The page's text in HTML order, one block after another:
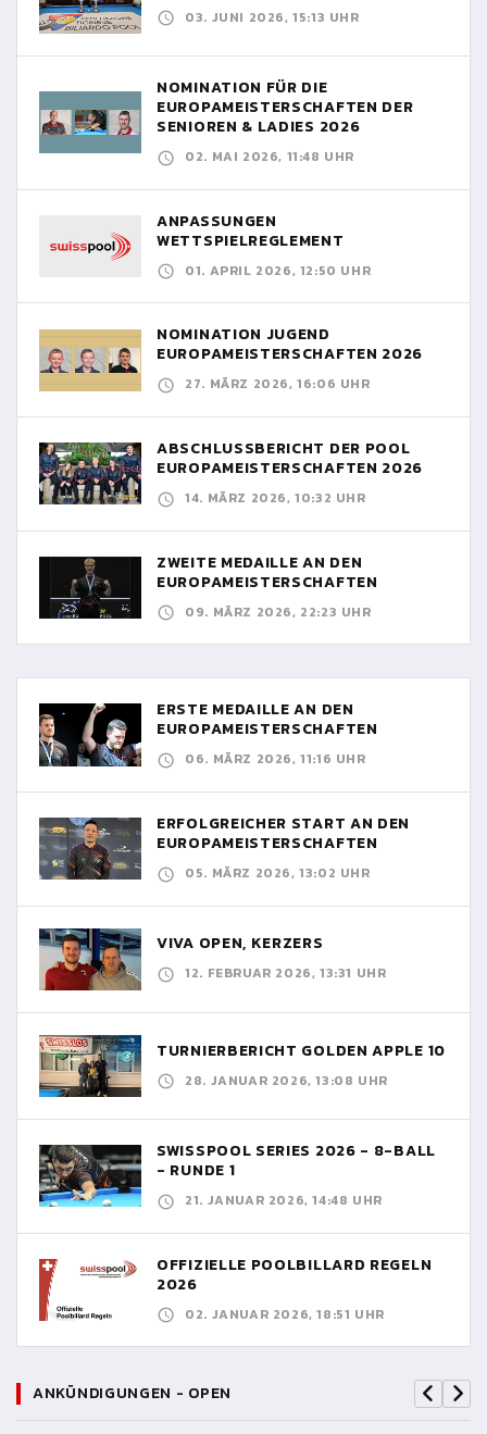
03. JUNI 2026, 15:13 UHR
NOMINATION FÜR DIE
EUROPAMEISTERSCHAFTEN DER
SENIOREN & LADIES 2026
02. MAI 2026, 11:48 UHR
ANPASSUNGEN
WETTSPIELREGLEMENT
01. APRIL 2026, 12:50 UHR
NOMINATION JUGEND
EUROPAMEISTERSCHAFTEN 2026
27. MÄRZ 2026, 16:06 UHR
ABSCHLUSSBERICHT DER POOL
EUROPAMEISTERSCHAFTEN 2026
14. MÄRZ 2026, 10:32 UHR
ZWEITE MEDAILLE AN DEN
EUROPAMEISTERSCHAFTEN
09. MÄRZ 2026, 22:23 UHR
ERSTE MEDAILLE AN DEN
EUROPAMEISTERSCHAFTEN
06. MÄRZ 2026, 11:16 UHR
ERFOLGREICHER START AN DEN
EUROPAMEISTERSCHAFTEN
05. MÄRZ 2026, 13:02 UHR
VIVA OPEN, KERZERS
12. FEBRUAR 2026, 13:31 UHR
TURNIERBERICHT GOLDEN APPLE 10
28. JANUAR 2026, 13:08 UHR
SWISSPOOL SERIES 2026 - 8-BALL
- RUNDE 1
21. JANUAR 2026, 14:48 UHR
OFFIZIELLE POOLBILLARD REGELN
2026
02. JANUAR 2026, 18:51 UHR
ANKÜNDIGUNGEN - OPEN